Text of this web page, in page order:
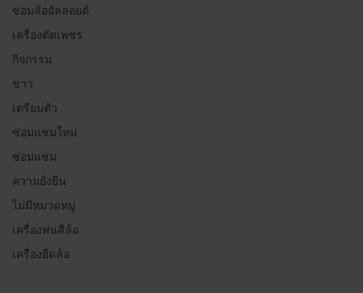
ซ่อมล้ออัลลอยด์
เครื่องตัดเพชร
กิจกรรม
ข่าว
เตรียมตัว
ซ่อมแซมใหม่
ซ่อมแซม
ความยั่งยืน
ไม่มีหมวดหมู่
เครื่องพ่นสีล้อ
เครื่องยืดล้อ